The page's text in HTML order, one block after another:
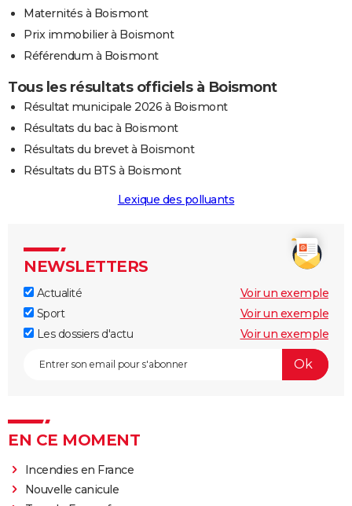
Maternités à Boismont
Prix immobilier à Boismont
Référendum à Boismont
Tous les résultats officiels à Boismont
Résultat municipale 2026 à Boismont
Résultats du bac à Boismont
Résultats du brevet à Boismont
Résultats du BTS à Boismont
Lexique des polluants
NEWSLETTERS
Actualité
Voir un exemple
Sport
Voir un exemple
Les dossiers d'actu
Voir un exemple
EN CE MOMENT
Incendies en France
Nouvelle canicule